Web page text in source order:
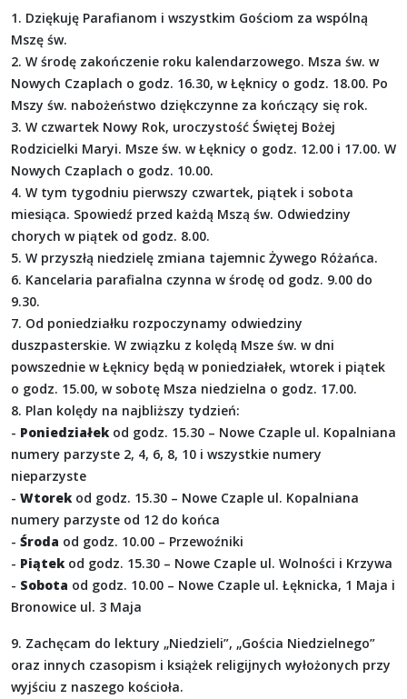
1. Dziękuję Parafianom i wszystkim Gościom za wspólną
Mszę św.
2. W środę zakończenie roku kalendarzowego. Msza św. w
Nowych Czaplach o godz. 16.30, w Łęknicy o godz. 18.00. Po
Mszy św. nabożeństwo dziękczynne za kończący się rok.
3. W czwartek Nowy Rok, uroczystość Świętej Bożej
Rodzicielki Maryi. Msze św. w Łęknicy o godz. 12.00 i 17.00. W
Nowych Czaplach o godz. 10.00.
4. W tym tygodniu pierwszy czwartek, piątek i sobota
miesiąca. Spowiedź przed każdą Mszą św. Odwiedziny
chorych w piątek od godz. 8.00.
5. W przyszłą niedzielę zmiana tajemnic Żywego Różańca.
6. Kancelaria parafialna czynna w środę od godz. 9.00 do
9.30.
7. Od poniedziałku rozpoczynamy odwiedziny
duszpasterskie. W związku z kolędą Msze św. w dni
powszednie w Łęknicy będą w poniedziałek, wtorek i piątek
o godz. 15.00, w sobotę Msza niedzielna o godz. 17.00.
8. Plan kolędy na najbliższy tydzień:
- Poniedziałek od godz. 15.30 – Nowe Czaple ul. Kopalniana
numery parzyste 2, 4, 6, 8, 10 i wszystkie numery
nieparzyste
- Wtorek od godz. 15.30 – Nowe Czaple ul. Kopalniana
numery parzyste od 12 do końca
- Środa od godz. 10.00 – Przewoźniki
- Piątek od godz. 15.30 – Nowe Czaple ul. Wolności i Krzywa
- Sobota od godz. 10.00 – Nowe Czaple ul. Łęknicka, 1 Maja i
Bronowice ul. 3 Maja
9. Zachęcam do lektury „Niedzieli”, „Gościa Niedzielnego”
oraz innych czasopism i książek religijnych wyłożonych przy
wyjściu z naszego kościoła.